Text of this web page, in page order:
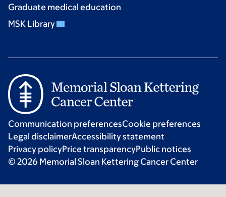
Graduate medical education
MSK Library
Communication preferencesCookie preferences
Legal disclaimerAccessibility statement
Privacy policyPrice transparencyPublic notices
© 2026 Memorial Sloan Kettering Cancer Center